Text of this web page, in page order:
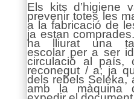
Els kits d’higiene
prevenir totes les
a la fabricació de
ja estan
ha lliurat una
escolar per a ser
circulació al país,
reconegut / a; ja
dels rebels Seleka,
amb la màquina